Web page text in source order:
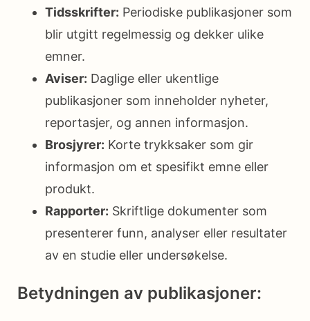
Tidsskrifter: Periodiske publikasjoner som
blir utgitt regelmessig og dekker ulike
emner.
Aviser: Daglige eller ukentlige
publikasjoner som inneholder nyheter,
reportasjer, og annen informasjon.
Brosjyrer: Korte trykksaker som gir
informasjon om et spesifikt emne eller
produkt.
Rapporter: Skriftlige dokumenter som
presenterer funn, analyser eller resultater
av en studie eller undersøkelse.
Betydningen av publikasjoner: